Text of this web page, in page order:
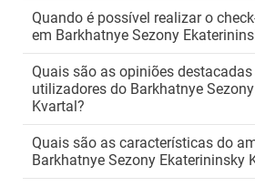
Quando é possível realizar o
em Barkhatnye Sezony
Quais são as opiniões
utilizadores do Barkhatnye
Kvartal?
Quais são as características do
Barkhatnye Sezony Ekaterininsky